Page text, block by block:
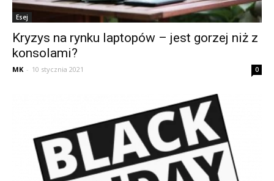
Esej
Kryzys na rynku laptopów – jest gorzej niż z
konsolami?
MK - 10 stycznia 2021 0